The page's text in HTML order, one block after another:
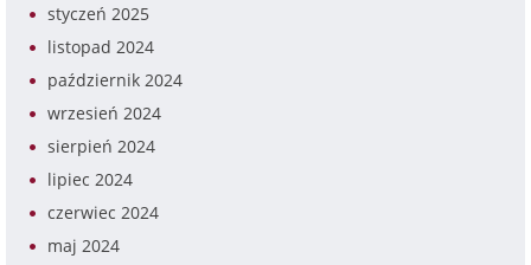
styczeń 2025
listopad 2024
październik 2024
wrzesień 2024
sierpień 2024
lipiec 2024
czerwiec 2024
maj 2024